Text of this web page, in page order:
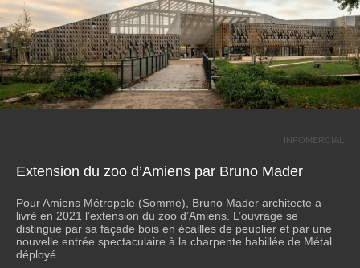
INFOMERCIAL
Extension du zoo d’Amiens par Bruno Mader
Pour Amiens Métropole (Somme), Bruno Mader architecte a
livré en 2021 l’extension du zoo d’Amiens. L’ouvrage se
distingue par sa façade bois en écailles de peuplier et par une
nouvelle entrée spectaculaire à la charpente habillée de Métal
déployé.